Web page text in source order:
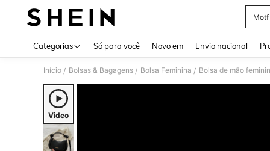
Motf
Categorias Só para você Novo em Envio nacional
Início / Bolsas & Bagagens / Bolsa Feminina / Bolsa de mão
Video